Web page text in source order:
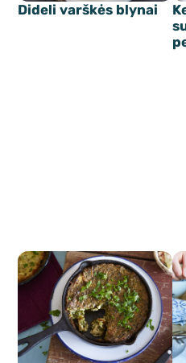
Dideli varškės blynai